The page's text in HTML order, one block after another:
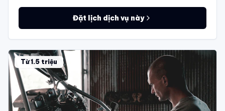
Đặt lịch dịch vụ này
Từ 1.5 triệu